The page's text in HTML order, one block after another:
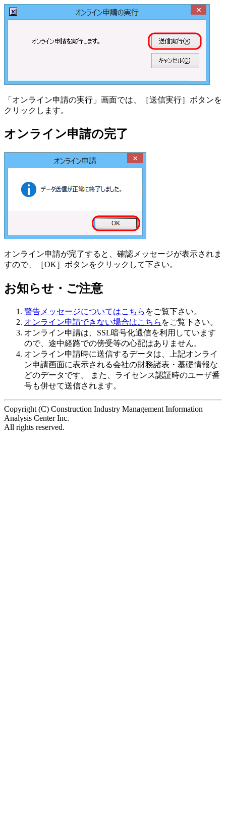
「オンライン申請の実行」画面では、［送信実行］ボタンを
クリックします。
オンライン申請の完了
オンライン申請が完了すると、確認メッセージが表示されま
すので、［OK］ボタンをクリックして下さい。
お知らせ・ご注意
警告メッセージについてはこちら をご覧下さい。
オンライン申請できない場合はこちら をご覧下さい。
オンライン申請は、SSL暗号化通信を利用しています
ので、途中経路での傍受等の心配はありません。
オンライン申請時に送信するデータは、上記オンライ
ン申請画面に表示される会社の財務諸表・基礎情報な
どのデータです。 また、ライセンス認証時のユーザ番
号も併せて送信されます。
Copyright (C) Construction Industry Management Information
Analysis Center Inc.
All rights reserved.